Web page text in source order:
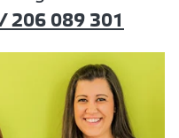
206 089 301